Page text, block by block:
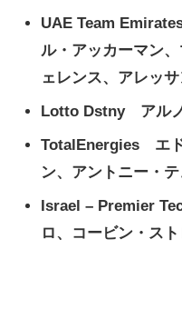
UAE Team
ル・アッカーマン
ェレンス、アレッ
Lotto Dstny アル
TotalEnergies エ
ン、アントニー・
Israel – Premier
ロ、コービン・ス